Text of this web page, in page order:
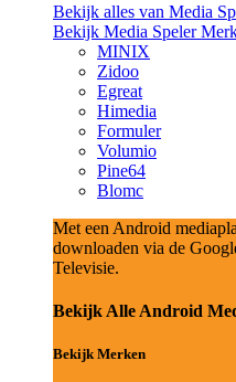
Bekijk alles van Media
Bekijk Media Speler
MINIX
Zidoo
Egreat
Himedia
Formuler
Volumio
Pine64
Blomc
Met een Android
downloaden via de
Televisie.
Bekijk Alle Android
Bekijk Merken